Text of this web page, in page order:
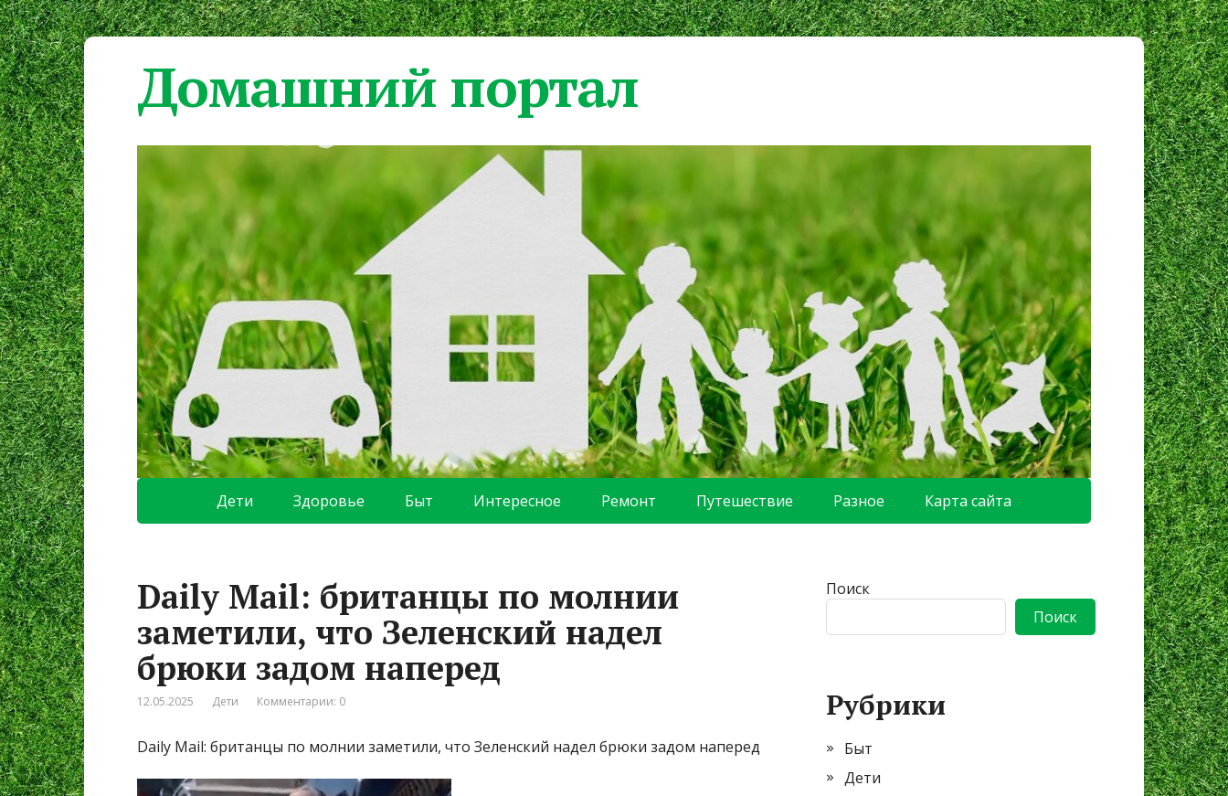
Домашний портал
Дети Здоровье Быт Интересное Ремонт Путешествие Разное Карта сайта
Daily Mail: британцы по молнии
заметили, что Зеленский надел
брюки задом наперед
12.05.2025 Дети Комментарии: 0
Daily Mail: британцы по молнии заметили, что Зеленский надел брюки задом наперед
Поиск
Поиск
Рубрики
Быт
Дети